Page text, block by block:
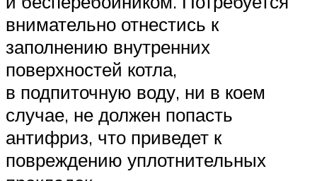
внимательно отнестись к
заполнению внутренних
поверхностей котла,
в подпиточную воду, ни в коем
случае, не должен попасть
антифриз, что приведет к
повреждению уплотнительных